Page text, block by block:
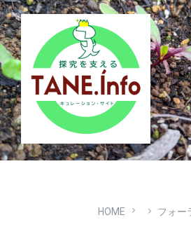
Skip
to
content
Skip
to
main
navigation
Skip
to
footer
HOME フォー